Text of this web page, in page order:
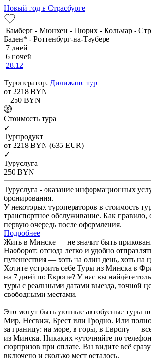
Новый год в Страсбурге
Бамберг - Мюнхен - Цюрих - Кольмар -
Баден* - Роттенбург-на-Таубере
7 дней
6 ночей
28.12
Туроператор: Дилижанс тур
от 2218 BYN
+ 250 BYN
Cтоимость тура
✓
Турпродукт
от 2218 BYN (635 EUR)
✓
Туруслуга
250 BYN
Туруслуга - оказание информационных
бронирования.
У некоторых туроператоров в стоимость
транспортное обслуживание. Как правило,
первую очередь после оформления.
Подробнее
Жить в Минске — не значит быть
Наоборот: отсюда легко и удобно
путешествия — хоть на один день, хоть на
Хотите устроить себе Туры из Минска в
на 7 дней по Европе? У нас вы найдёте
туры с реальными датами выезда, точной
свободными местами.
Это могут быть уютные автобусные туры
Мир, Несвиж, Брест или Гродно. Или
за границу: на море, в горы, в Европу —
из Минска. Никаких «уточняйте по
сюрпризов при оплате. Вы видите всё
включено и сколько мест осталось.